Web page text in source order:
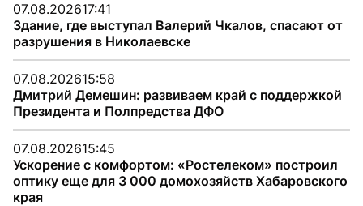
07.08.202617:41
Здание, где выступал Валерий Чкалов, спасают от
разрушения в Николаевске
07.08.202615:58
Дмитрий Демешин: развиваем край с поддержкой
Президента и Полпредства ДФО
07.08.202615:45
Ускорение с комфортом: «Ростелеком» построил
оптику еще для 3 000 домохозяйств Хабаровского
края